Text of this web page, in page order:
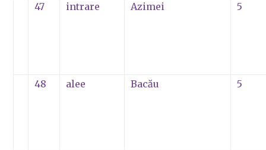
47 intrare Azimei 5
48 alee Bacău 5